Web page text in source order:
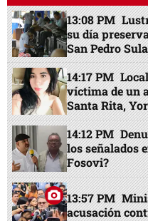
13:08 PM
su día
San Pedro Sula
14:17 PM
víctima de un
Santa Rita,
14:12 PM
los señalados
Fosovi?
13:57 PM
acusación